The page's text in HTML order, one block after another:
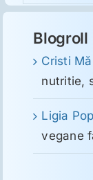
Blogroll
Cristi
nutritie,
Ligia Pop
vegane